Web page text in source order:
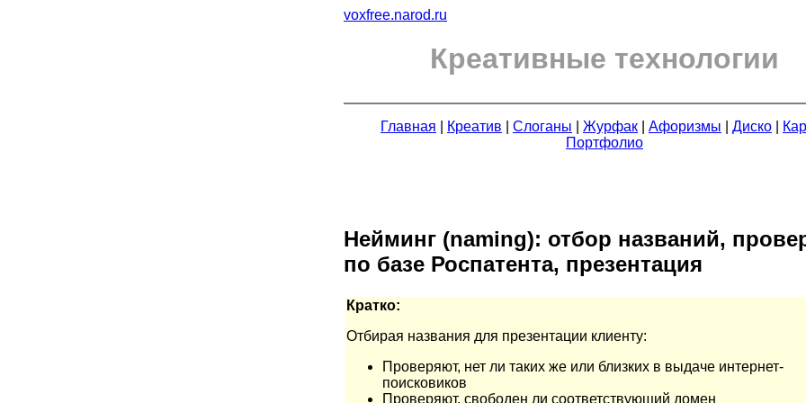
voxfree.narod.ru
Креативные технологии
Главная Креатив Слоганы Журфак Афоризмы Диско
Портфолио
Нейминг (naming): отбор названий,
по базе Роспатента, презентация
Кратко:
Отбирая названия для презентации клиенту:
Проверяют, нет ли таких же или близких в выдаче интернет-
поисковиков
Проверяют, свободен ли соответствующий домен